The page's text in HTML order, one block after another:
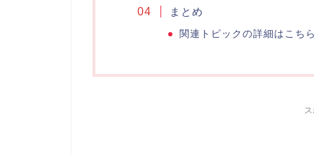
まとめ
関連トピックの詳細はこちら